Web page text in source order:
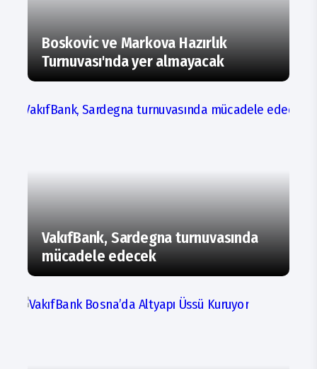
Boskovic ve Markova Hazırlık
Turnuvası'nda yer almayacak
VakıfBank, Sardegna turnuvasında
mücadele edecek